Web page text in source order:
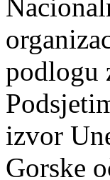
podlogu
izvor
Gorske